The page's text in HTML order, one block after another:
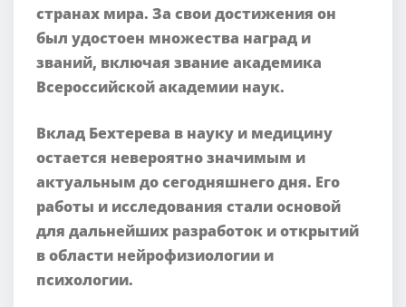
странах мира. За свои достижения он
был удостоен множества наград и
званий, включая звание академика
Всероссийской академии наук.
Вклад Бехтерева в науку и медицину
остается невероятно значимым и
актуальным до сегодняшнего дня. Его
работы и исследования стали основой
для дальнейших разработок и открытий
в области нейрофизиологии и
психологии.